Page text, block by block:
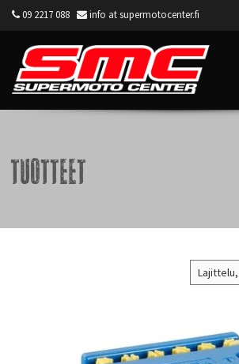
09 2217 088 info at supermotocenter.fi
Tuotteet